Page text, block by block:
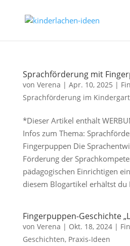
Sprachförderung mit
von Verena | Apr. 10, 2025 |
Sprachförderung im
*Dieser Artikel enthält
Infos zum Thema:
Fingerpuppen Die
Förderung der
pädagogischen Einrichtigen
diesem Blogartikel erhältst du
Fingerpuppen-Geschichte
von Verena | Okt. 18, 2024|
Geschichten, Praxis-Ideen